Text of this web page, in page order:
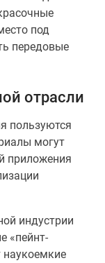
под
передовые
отрасли
пользуются
могут
приложения
индустрии
«пейнт-
наукоемкие